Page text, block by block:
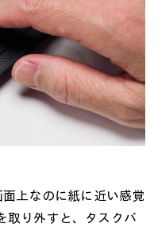
上なのに紙に近い感覚
取り外すと、タスクバ